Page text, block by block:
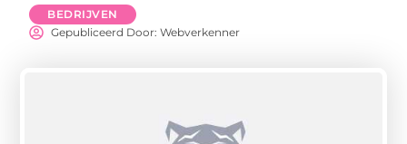
BEDRIJVEN
Gepubliceerd Door: Webverkenner